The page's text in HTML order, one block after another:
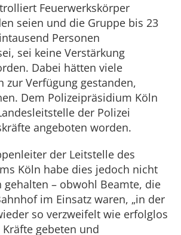
Feuerwerkskörper
seien und die Gruppe bis 23
Personen
sei keine Verstärkung
Dabei hätten viele
zur Verfügung gestanden,
Dem Polizeipräsidium Köln
der Polizei
angeboten worden.
der Leitstelle des
Köln habe dies jedoch nicht
– obwohl Beamte, die
im Einsatz waren, „in der
so verzweifelt wie erfolglos
gebeten und